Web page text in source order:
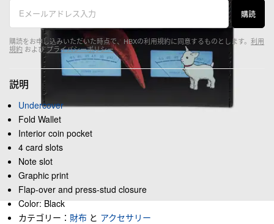
購読
購読をお申し込みいただいた時点で、HBXの利用規約に同意するものとします。 利用
規約 およびプライバシーポリシー
説明
Undercover
Fold Wallet
Interior coin pocket
4 card slots
Note slot
Graphic print
Flap-over and press-stud closure
Color: Black
カテゴリー： 財布 と アクセサリー